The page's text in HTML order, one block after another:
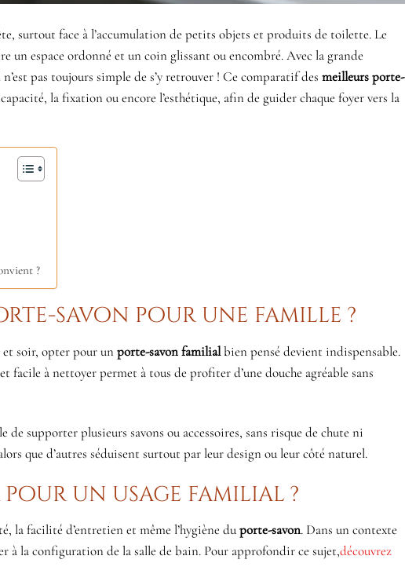
surtout face à l’accumulation de petits objets et produits de toilette. Le
un espace ordonné et un coin glissant ou encombré. Avec la grande
pas toujours simple de s’y retrouver ! Ce comparatif des meilleurs porte-
la fixation ou encore l’esthétique, afin de guider chaque foyer vers la
?
savon pour une famille ?
et soir, opter pour un porte-savon familialbien pensé devient indispensable.
facile à nettoyer permet à tous de profiter d’une douche agréable sans
de supporter plusieurs savons ou accessoires, sans risque de chute ni
que d’autres séduisent surtout par leur design ou leur côté naturel.
un usage familial ?
facilité d’entretien et même l’hygiène duporte-savon. Dans un contexte
à la configuration de la salle de bain. Pour approfondir ce sujet,découvrez